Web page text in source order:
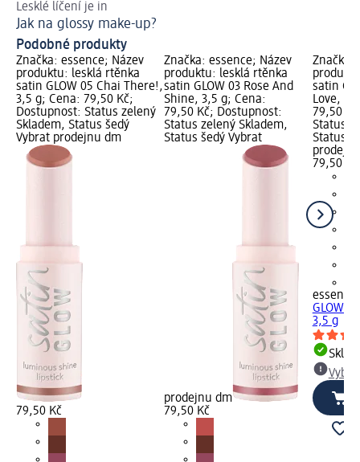
Lesklé líčení je in
Jak na glossy make-up?
Podobné produkty
Značka: essence; Název
produktu: lesklá rtěnka
satin GLOW 05 Chai There!,
3,5 g; Cena: 79,50 Kč;
Dostupnost: Status zelený
Skladem, Status šedý
Vybrat prodejnu dm
79,50 Kč
Značka: essence; Název
produktu: lesklá rtěnka
satin GLOW 03 Rose And
Shine, 3,5 g; Cena:
79,50 Kč; Dostupnost:
Status zelený Skladem,
Status šedý Vybrat
prodejnu dm
79,50 Kč
Značka:
satin
Love,
79,50
Status
Status
79,50 Kč
essence
GLOW
3,5 g